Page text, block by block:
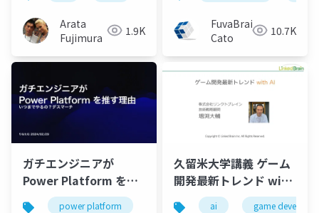
Arata
Fujimura
1.9K
FuvaBrain-
Cato
10.7K
ガチエンジニアが
Power Platform を推
す理由power platform nocode lowcode
久留米大学講義 ゲーム
開発最新トレンド with
AI
ai game